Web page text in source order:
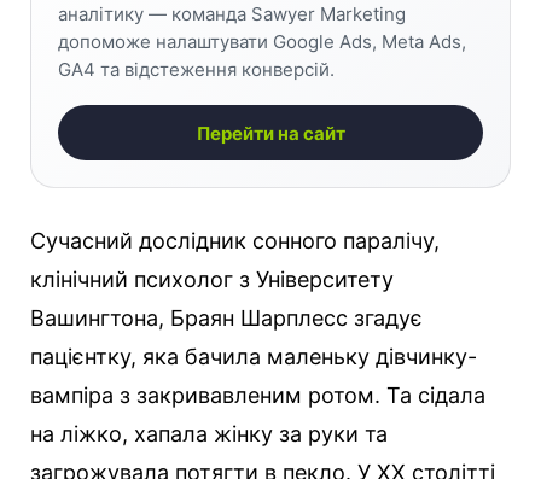
аналітику — команда Sawyer Marketing
допоможе налаштувати Google Ads, Meta Ads,
GA4 та відстеження конверсій.
Перейти на сайт
Сучасний дослідник сонного паралічу,
клінічний психолог з Університету
Вашингтона, Браян Шарплесс згадує
пацієнтку, яка бачила маленьку дівчинку-
вампіра з закривавленим ротом. Та сідала
на ліжко, хапала жінку за руки та
загрожувала потягти в пекло. У XX столітті